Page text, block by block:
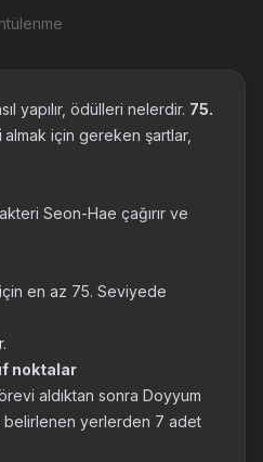
yapılır, ödülleri nelerdir. 75.
almak için gereken şartlar,
Seon-Hae çağırır ve
en az 75. Seviyede
noktalar
aldıktan sonra Doyyum
belirlenen yerlerden 7 adet